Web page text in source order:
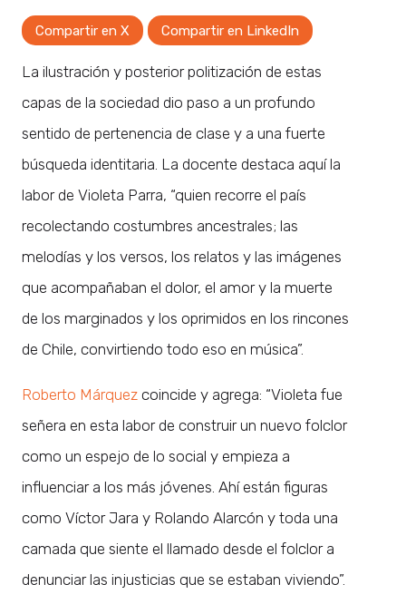
Compartir en X Compartir en LinkedIn
La ilustración y posterior politización de estas
capas de la sociedad dio paso a un profundo
sentido de pertenencia de clase y a una fuerte
búsqueda identitaria. La docente destaca aquí la
labor de Violeta Parra, “quien recorre el país
recolectando costumbres ancestrales; las
melodías y los versos, los relatos y las imágenes
que acompañaban el dolor, el amor y la muerte
de los marginados y los oprimidos en los rincones
de Chile, convirtiendo todo eso en música”.
Roberto Márquez coincide y agrega: “Violeta fue
señera en esta labor de construir un nuevo folclor
como un espejo de lo social y empieza a
influenciar a los más jóvenes. Ahí están figuras
como Víctor Jara y Rolando Alarcón y toda una
camada que siente el llamado desde el folclor a
denunciar las injusticias que se estaban viviendo”.